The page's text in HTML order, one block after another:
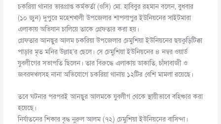
চকরিয়া থানার ভারপ্রাপ্ত কর্মকর্তা (ওসি) মো. হাবিবুর রহমান বলেন, বুধবার
(১০ জুন) দুপুরে মহেশখালী উপজেলার শাপলাপুর ইউনিয়নের সাইটমারা
এলাকায় অভিযান চালিয়ে তাকে গ্রেফতার করা হয়।
গ্রেফতার আনছুর আলম চকরিয়া উপজেলার ঢেমুশিয়া ইউনিয়নের ছয়কুড়িটিক্কা
পাড়ার মৃত মনির উল্লাহ’র ছেলে। সে ঢেমুশিয়া ইউনিয়নের ৪ নম্বর ওয়ার্ড
যুবলীগের সভাপতি ছিলেন। তার বিরুদ্ধে এলাকায় ডাকাতি, চাঁদাবাজী ও
জবরদখলসহ নানা অভিযোগে চকরিয়া থানায় ১২টির বেশি মামলা রয়েছে।
তবে ঘটনার পরপরই আনছুর আলমকে যুবলীগ থেকে স্থায়ীভাবে বহিষ্কার করা
হয়েছে।
নির্যাতনের শিকার বৃদ্ধ নুরুল আলম (৭২) ঢেমুশিয়া ইউনিয়নের বাসিন্দা।